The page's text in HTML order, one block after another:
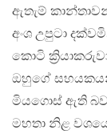
ඇතැම්
අංශ උපුටා
කොටි
ඔහුගේ
මියගොස් ඇති
මහතා නිළ